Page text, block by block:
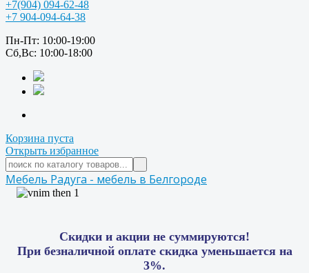
+7(904) 094-62-48
+7 904-094-64-38
Пн-Пт: 10:00-19:00
Сб,Вс: 10:00-18:00
Корзина пуста
Открыть избранное
Мебель Радуга - мебель в Белгороде
Скидки и акции не суммируются!
При безналичной оплате скидка уменьшается на
3%.